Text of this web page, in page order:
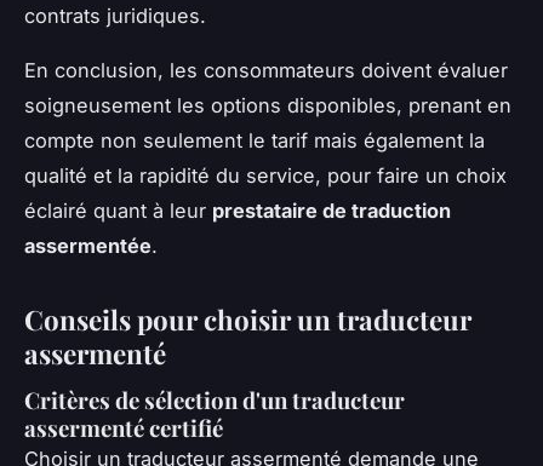
contrats juridiques.
En conclusion, les consommateurs doivent évaluer
soigneusement les options disponibles, prenant en
compte non seulement le tarif mais également la
qualité et la rapidité du service, pour faire un choix
éclairé quant à leur prestataire de traduction
assermentée.
Conseils pour choisir un traducteur
assermenté
Critères de sélection d'un traducteur
assermenté certifié
Choisir un traducteur assermenté demande une